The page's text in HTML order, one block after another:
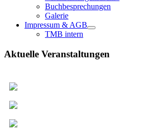
Buchbesprechungen
Galerie
Impressum & AGB
TMB intern
Aktuelle Veranstaltungen